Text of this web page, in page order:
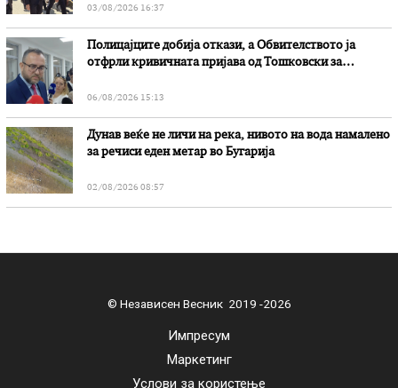
03/08/2026 16:37
Полицајците добија откази, а Обвителството ја
отфрли кривичната пријава од Тошковски за
06/08/2026 15:13
Дунав веќе не личи на река, нивото на вода намалено
за речиси еден метар во Бугарија
02/08/2026 08:57
© Независен Весник 2019 -2026
Импресум
Маркетинг
Услови за користење